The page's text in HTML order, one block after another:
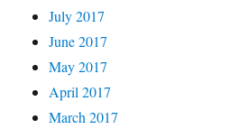
July 2017
June 2017
May 2017
April 2017
March 2017